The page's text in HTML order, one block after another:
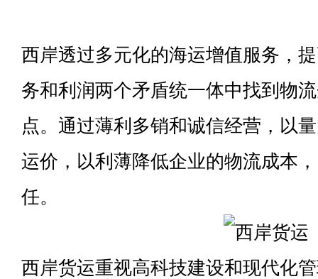
西岸透过多元化的海运增值服务，
务和利润两个矛盾统一体中找到物
点。通过薄利多销和诚信经营，以
运价，以利薄降低企业的物流成本
任。
西岸货运重视高科技建设和现代化